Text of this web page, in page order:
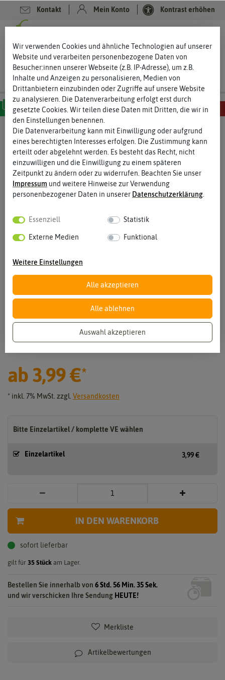
Kontakt Mein Konto Kontrast erhöhen
MILD SCHARF SEHR SCHARF
ab 3,99 €*
* inkl. 7% MwSt. zzgl. Versandkosten
Bitte Einzelartikel / komplette VE wählen
Einzelartikel 3,99 €
IN DEN WARENKORB
sofort lieferbar
gilt für 35 Stück am Lager.
Bestellen Sie innerhalb von 6 Std. 56 Min. 35 Sek.
und wir verschicken Ihre Sendung HEUTE!
Merkliste
Artikelbewertungen
Wir verwenden Cookies und ähnliche Technologien auf unserer
Website und verarbeiten personenbezogene Daten von
Besucher:innen unserer Webseite (z.B. IP-Adresse), um z.B.
Inhalte und Anzeigen zu personalisieren, Medien von
Drittanbietern einzubinden oder Zugriffe auf unsere Website
zu analysieren. Die Datenverarbeitung erfolgt erst durch
gesetzte Cookies. Wir teilen diese Daten mit Dritten, die wir in
den Einstellungen benennen.
Die Datenverarbeitung kann mit Einwilligung oder aufgrund
eines berechtigten Interesses erfolgen. Die Zustimmung kann
erteilt oder abgelehnt werden. Es besteht das Recht, nicht
einzuwilligen und die Einwilligung zu einem späteren
Zeitpunkt zu ändern oder zu widerrufen. Beachten Sie unser
Impressum und weitere Hinweise zur Verwendung
personenbezogener Daten in unserer Daten­schutz­erklärung
Essenziell Statistik
Externe Medien Funktional
Weitere Einstellungen
Alle akzeptieren
Alle ablehnen
Auswahl akzeptieren